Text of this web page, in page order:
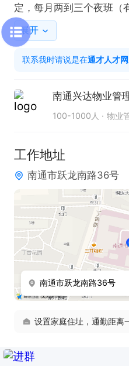
定，每月两到三个夜班（
工作内容：
帮助人员更快的找到科室
只需两步，轻松找工作：
展开
联系我时请说是在通才人才网
南通兴达物业管
100-1000人 物业
工作地址
南通市跃龙南路36号
南通市跃龙南路36号
设置家庭住址，通勤距离